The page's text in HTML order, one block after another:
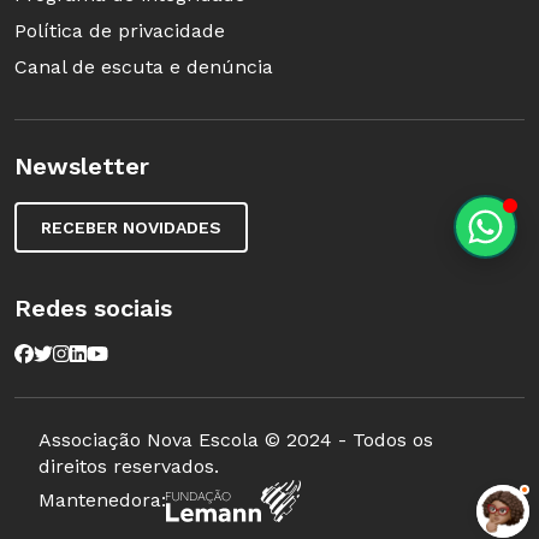
Clique para abrir o arquivo
Política de privacidade
Canal de escuta e denúncia
Newsletter
RECEBER NOVIDADES
Redes sociais
Associação Nova Escola © 2024 - Todos os
direitos reservados.
Mantenedora: